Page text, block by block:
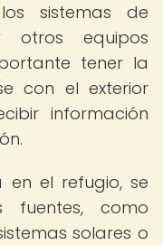
sistemas de
otros equipos
tener la
con el exterior
información
el refugio, se
fuentes, como
solares o